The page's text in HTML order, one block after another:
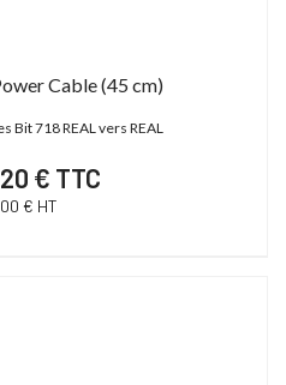
Cable (45 cm)
Bit 718 REAL vers REAL
€ TTC
€ HT